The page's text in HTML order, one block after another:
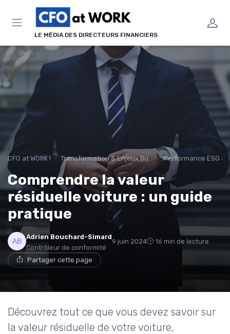
LE MÉDIA DES DIRECTEURS FINANCIERS
CFO at WORK ! Transformation & Enjeux Business Performance ESG &
Comprendre la valeur
résiduelle voiture : un guide
pratique
Adrien Bouchard-Simard
Contrôleur de conformité
9 juin 2024 16 min de lecture
Partager cette page
Découvrez tout ce que vous devez savoir sur
la valeur résiduelle de votre voiture,
Panneau de gestion des cookies